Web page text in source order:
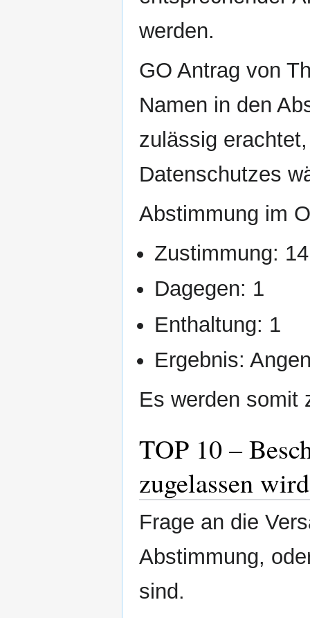
werden.
GO Antrag von
Namen in den
zulässig
Datenschutzes
Abstimmung im
Zustimmung: 14
Dagegen: 1
Enthaltung: 1
Ergebnis:
Es werden somit
TOP 10 –
zugelassen wird
Frage an die
Abstimmung,
sind.